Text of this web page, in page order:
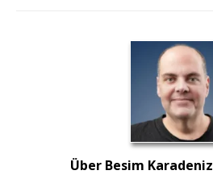
Über Besim Karadeniz